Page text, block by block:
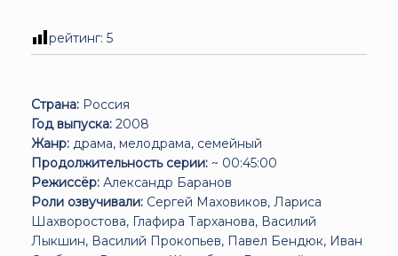
рейтинг: 5
Страна: Россия
Год выпуска: 2008
Жанр: драма, мелодрама, семейный
Продолжительность серии: ~ 00:45:00
Режиссёр: Александр Баранов
Роли озвучивали: Сергей Маховиков, Лариса
Шахворостова, Глафира Тарханова, Василий
Лыкшин, Василий Прокопьев, Павел Бендюк, Иван